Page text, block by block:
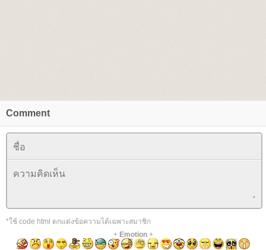
Comment
*ใช้ code html ตกแต่งข้อความได้เฉพาะสมาชิก
+ Emotion+